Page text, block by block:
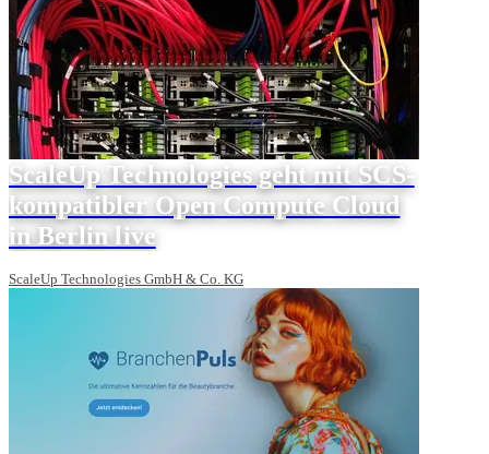
ScaleUp Technologies geht mit SCS-
kompatibler Open Compute Cloud
in Berlin live
ScaleUp Technologies GmbH & Co. KG